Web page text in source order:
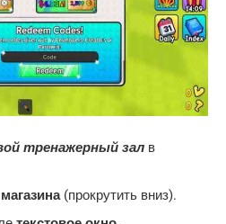
тренажерный зал в
(прокрутить вниз).